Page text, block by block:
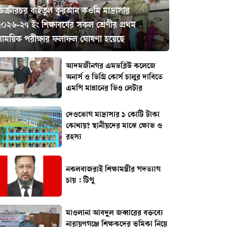
বাইতুল কুরআন কওমি মাদ্রাসার
২৭ ইং শিক্ষাবর্ষের সকল শ্রেণীর প্রথম
পরীক্ষার ফলাফল ঘোষণা হয়েছে
আদমজীনগর এমডব্লিউ কলেজে
অনার্স ও ডিগ্রি কোর্স চালুর দাবিতে
এমপি মান্নানের ডিও লেটার
দেওভোগ মাদ্রাসার ১ কোটি টাকা
কোথায়? স্থানীয়দের মাঝে ক্ষোভ ও
রহস্য
নকলবাজরাই শিক্ষামন্ত্রীর পদত্যাগ
চায় : টিপু
মাওলানা আবদুল জব্বারের বক্তব্যে
নারায়ণগঞ্জে শিক্ষকদের ভূমিকা নিয়ে